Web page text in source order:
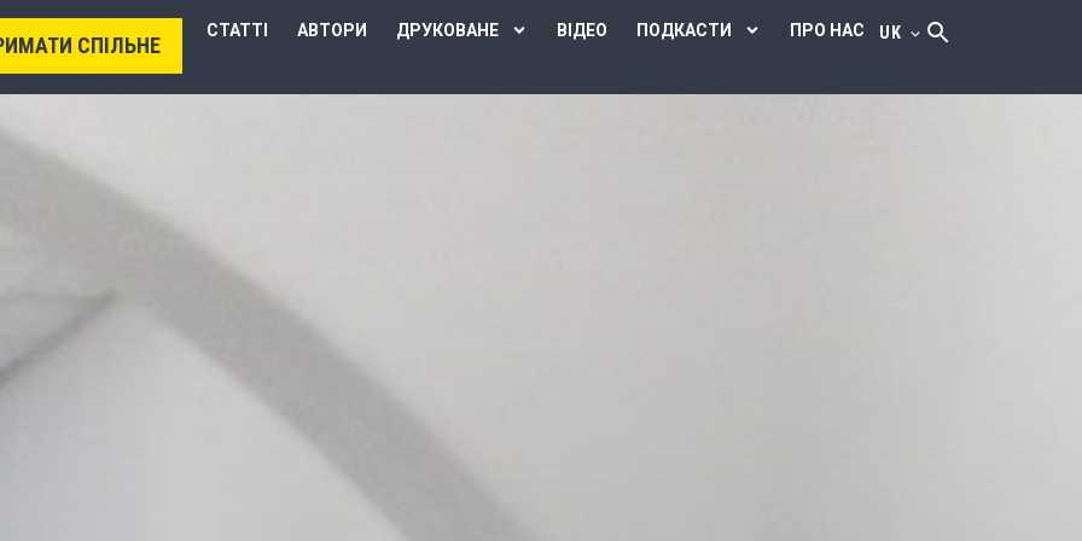
СПІЛЬНЕ
СТАТТІ АВТОРИ ДРУКОВАНЕ ВІДЕО ПОДКАСТИ ПРО НАС UK